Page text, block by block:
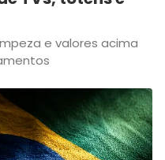
e valores acima